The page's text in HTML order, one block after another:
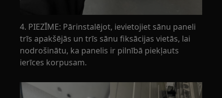
4. PIEZĪME: Pārinstalējot, ievietojiet sānu paneli
trīs apakšējās un trīs sānu fiksācijas vietās, lai
nodrošinātu, ka panelis ir pilnībā piekļauts
ierīces korpusam.